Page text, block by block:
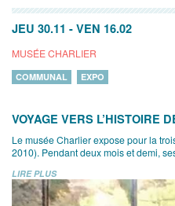
JEU 30.11 - VEN 16.02
MUSÉE CHARLIER
COMMUNAL EXPO
VOYAGE VERS L’HISTOIRE
Le musée Charlier expose pour la
2010). Pendant deux mois et demi,
LIRE PLUS